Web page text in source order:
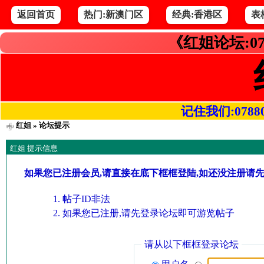
返回首页 热门:新澳门区 经典:香港区 表
《红姐论坛
记住我们
红姐» 论坛提示
红姐 提示信息
如果您已注册会员,请直接在底下框框登陆,如还没注册请
帖子ID非法
如果您已注册,请先登录论坛即可游览帖子
请从以下框框登录论坛